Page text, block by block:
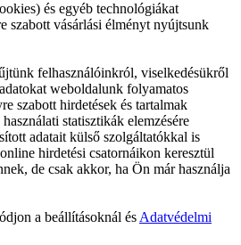
és egyéb technológiákat
szabott vásárlási élményt nyújtsunk
felhasználóinkról, viselkedésükről
weboldalunk folyamatos
szabott hirdetések és tartalmak
statisztikák elemzésére
adatait külső szolgáltatókkal is
hirdetési csatornáikon keresztül
de csak akkor, ha Ön már használja
a beállításoknál és Adatvédelmi